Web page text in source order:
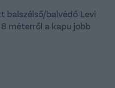
balszélső/balvédő Levi
méterről a kapu jobb